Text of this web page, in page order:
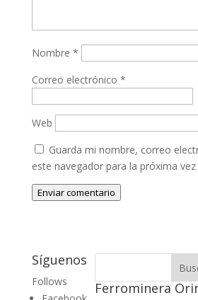
Nombre *
Correo electrónico *
Web
Guarda mi nombre, correo
este navegador para la próxima
Enviar comentario
Síguenos
Follows
Ferrominera